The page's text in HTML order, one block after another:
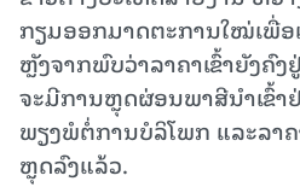
ກຽມອອກມາດຕະການໃໝ່ເພື່ອ
ຫຼັງຈາກພົບວ່າລາຄາເຂົ້າຍັງຄົງ
ຈະມີການຫຼຸດຜ່ອນພາສີນໍາເຂົ້າ
ພຽງພໍຕໍ່ການບໍລິໂພກ ແລະລາຄ
ຫຼຸດລົງແລ້ວ.